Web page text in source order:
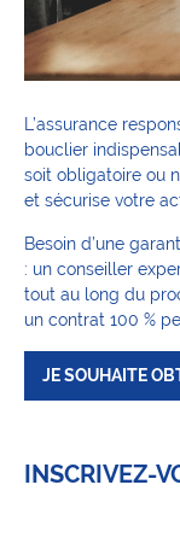
L’assurance
bouclier
soit obligatoire ou
et sécurise votre
Besoin d’une
: un conseiller
tout au long du
un contrat 100 %
JE SOUHAITE
INSCRIVEZ-